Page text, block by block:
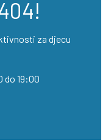
za djecu
do 19:00